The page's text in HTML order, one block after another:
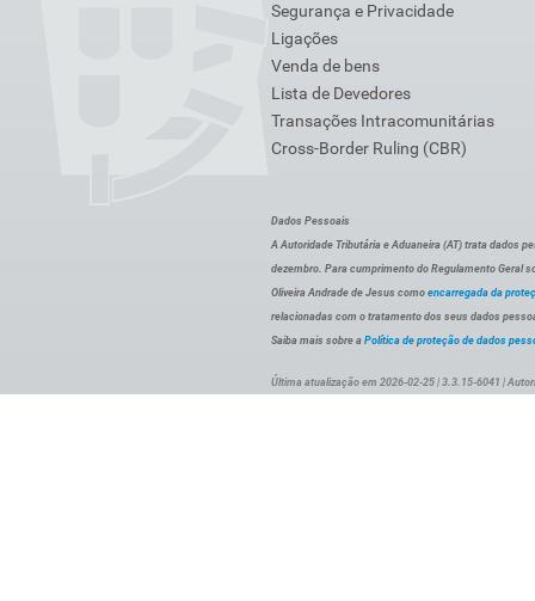
Segurança e Privacidade
Ligações
Venda de bens
Lista de Devedores
Transações Intracomunitárias
Cross-Border Ruling (CBR)
Dados Pessoais
A Autoridade Tributária e Aduaneira (AT) trata dados
dezembro. Para cumprimento do Regulamento Geral
Oliveira Andrade de Jesus como encarregada da
relacionadas com o tratamento dos seus dados
Saiba mais sobre a Política de proteção de dados
Última atualização em 2026-02-25 | 3.3.15-6041 |